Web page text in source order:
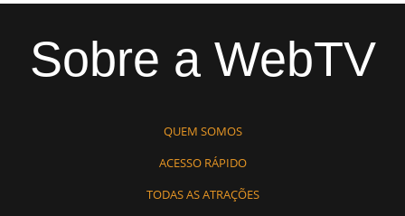
Sobre a WebTV
QUEM SOMOS
ACESSO RÁPIDO
TODAS AS ATRAÇÕES